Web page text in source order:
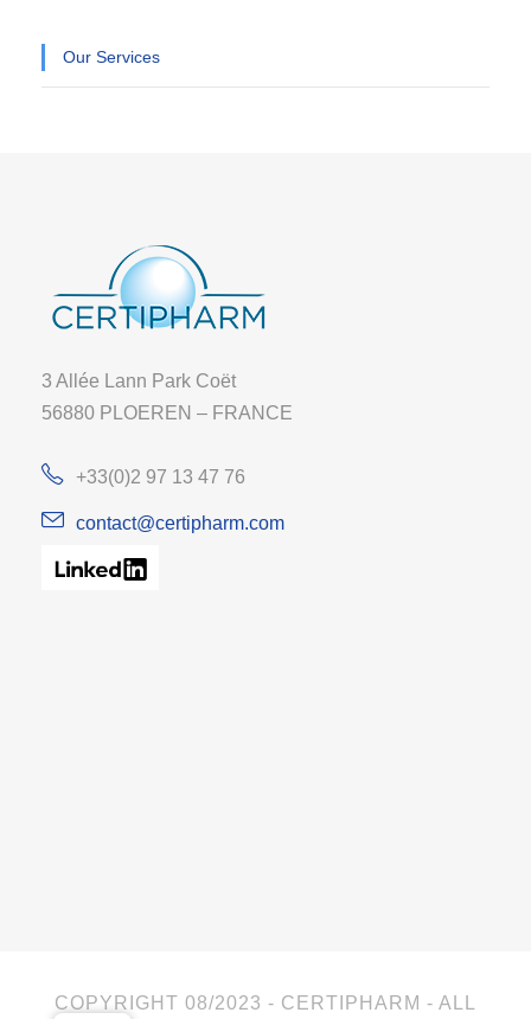
Our Services
3 Allée Lann Park Coët
56880 PLOEREN – FRANCE
+33(0)2 97 13 47 76
contact@certipharm.com
COPYRIGHT 08/2023 - CERTIPHARM - ALL